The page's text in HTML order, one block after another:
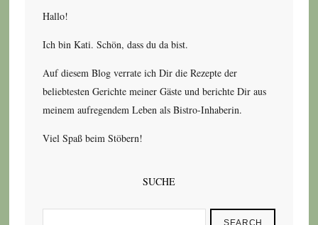
Hallo!
Ich bin Kati. Schön, dass du da bist.
Auf diesem Blog verrate ich Dir die Rezepte der
beliebtesten Gerichte meiner Gäste und berichte Dir aus
meinem aufregendem Leben als Bistro-Inhaberin.
Viel Spaß beim Stöbern!
SUCHE
SEARCH